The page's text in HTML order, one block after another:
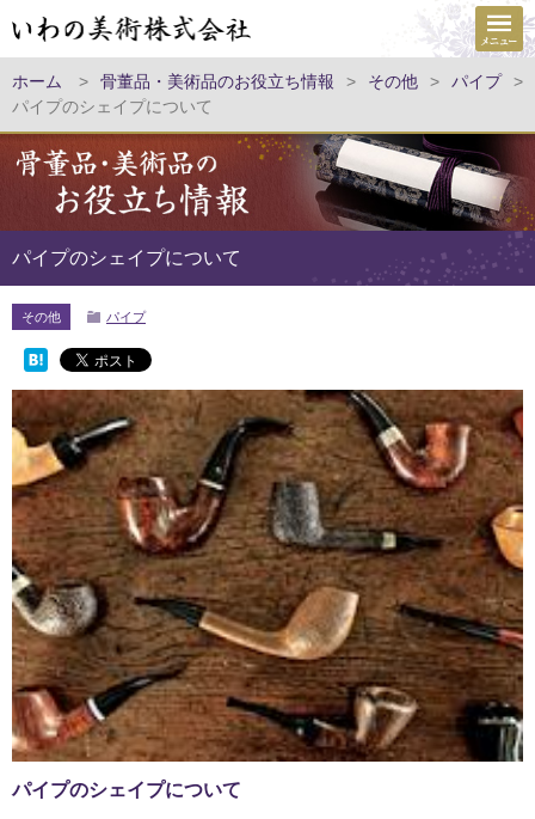
ホーム > 骨董品・美術品のお役立ち情報 > その他 > パイプ
>
パイプのシェイプについて
パイプのシェイプについて
その他 パイプ
パイプのシェイプについて